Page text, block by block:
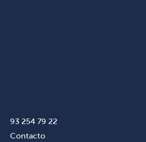
93 254 79 22
Contacto